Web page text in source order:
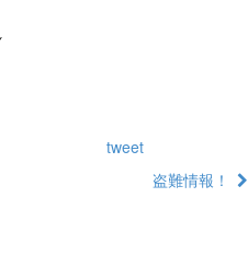
tweet
盗難情報！